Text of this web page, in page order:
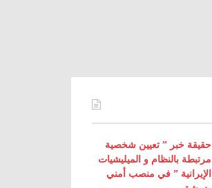
حقيقة خبر ” تعيين شخصية
مرتبطة بالنظام و الميليشيات
الإيرانية ” في منصب أمني